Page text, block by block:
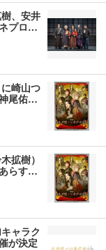
、安井
プロ…
崎山つ
尾佑…
拡樹）
らす…
ャラク
が決定